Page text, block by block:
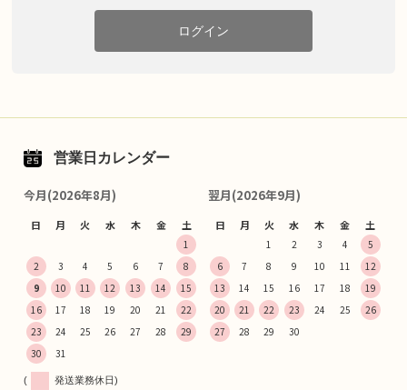
ログイン
営業日カレンダー
今月(2026年8月)
日 月 火 水 木 金 土
1
2
3 4 5 6 7
8
9
10 11 12 13 14
15
16
17 18 19 20 21
22
23
24 25 26 27 28
29
30
31
翌月(2026年9月)
日 月 火 水 木 金 土
1 2 3 4
5
6
7 8 9 10 11
12
13
14 15 16 17 18
19
20
21 22 23 24 25
26
27
28 29 30
( 発送業務休日)